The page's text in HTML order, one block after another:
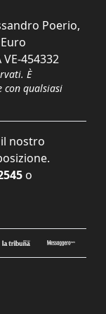
Poerio,
VE-454332
È
con qualsiasi
nostro
o